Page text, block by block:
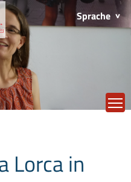
Sprache
Lorca in